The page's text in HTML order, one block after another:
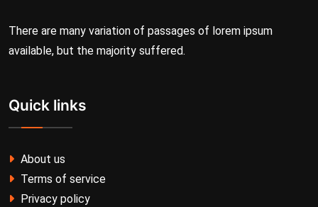
There are many variation of passages of lorem ipsum
available, but the majority suffered.
Quick links
About us
Terms of service
Privacy policy